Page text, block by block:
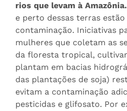
rios que levam à Amazônia.
e perto dessas terras estão
contaminação. Iniciativas
mulheres que coletam as
da floresta tropical,
plantam em bacias
das plantações de soja)
evitam a contaminação
pesticidas e glifosato. Por